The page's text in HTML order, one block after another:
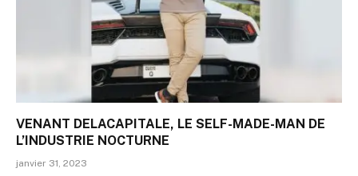
VENANT DELACAPITALE, LE SELF-MADE-MAN DE
L’INDUSTRIE NOCTURNE
janvier 31, 2023